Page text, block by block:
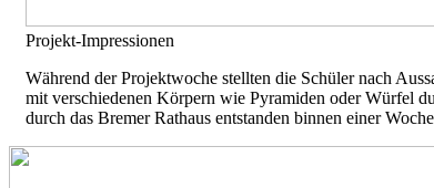
Projekt-Impressionen
Während der Projektwoche stellten die Schüler nach
mit verschiedenen Körpern wie Pyramiden oder Würfel
durch das Bremer Rathaus entstanden binnen einer